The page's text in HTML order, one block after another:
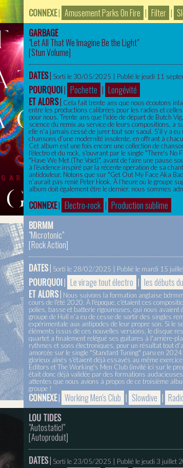
CONNEXE| Amusement Parks On Fire | Filter |
GARBAGE
"Let All That We Imagine Be the Light"
[Stun Volume]
DATES| Sorti le 30/05/2025 | Publié le jeudi 11
POURQUOI| Pochette | Longévité
ET ALORS| Cela fait trente ans que nous écoutons
entre les productions calibrées pour les radios et
pour nous. Trente ans que l'idée de départ de Butch
science du remix au service de leurs compositions, a
elle n'a jamais cessé de jurer tout son saoul. S’il y a
chansons d’une modernité insolente, en offrant à
Cet album est une fois encore une collection de
l'électro et du rock, s'ouvrant par le single "There's
"Have We Met (The Void)", avant de faire une pause
à l’évidence inspiré par la récente opération de sa
antidouleur. Notons que sur "Get Out My Face Aka
n’aurait pas renié Peter Hook. À l’heure où le groupe
album doit également être le dernier, nous sommes
CONNEXE| Electro-rock | Production sublime
BDRMM
"Microtonic"
[Rock Action]
DATES| Sorti le 28/02/2025 | Publié le mardi 15
POURQUOI| Le virage tout électro | les débuts
ET ALORS| Nous suivons la formation anglaise
cours de l'été 2020. À l'époque, c'étaient ces
polies, basse et batterie rigoureuses, qui nous
groupe de Hull n'a eu de cesse de sortir des singles
expérimentale aux antipodes de leur propre son. Si le
éléments issus de ces nouvelles versions, le disque
quartet a finalement relégué ses guitares à l'arrière-
rythmes et sons électroniques, pour un résultat tout
amorcée sur le single "Standard Tuning" paru en
glorieux aînés s'étaient déjà essayés au même
Editors et The Working's Men Club (invité ici sur le
était donc déjà validée par des formations
attentes que nous avions à propos de ce troisième
groupe !
CONNEXE| Working Men's Club | Slowdive |
LOU TIDES
"Autostatic!"
[Autoproduit]
DATES| Sorti le 23/05/2025 | Publié le jeudi 3 juillet